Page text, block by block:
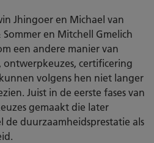
Jhingoer en Michael van
en Mitchell Gmelich
een andere manier van
ontwerpkeuzes, certificering
volgens hen niet langer
Juist in de eerste fases van
gemaakt die later
de duurzaamheidsprestatie als